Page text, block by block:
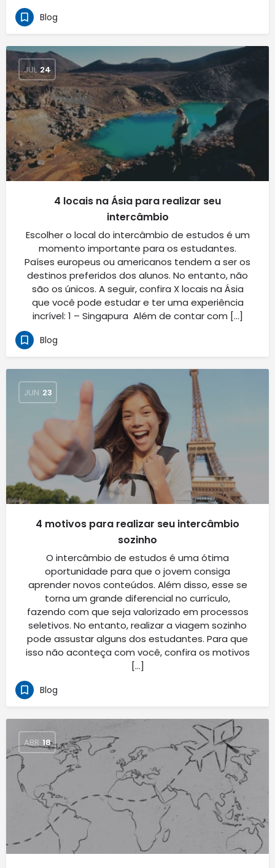
Blog
JUL 24
4 locais na Ásia para realizar seu
intercâmbio
Escolher o local do intercâmbio de estudos é um
momento importante para os estudantes.
Países europeus ou americanos tendem a ser os
destinos preferidos dos alunos. No entanto, não
são os únicos. A seguir, confira X locais na Ásia
que você pode estudar e ter uma experiência
incrível: 1 – Singapura Além de contar com […]
Blog
JUN 23
4 motivos para realizar seu intercâmbio
sozinho
O intercâmbio de estudos é uma ótima
oportunidade para que o jovem consiga
aprender novos conteúdos. Além disso, esse se
torna um grande diferencial no currículo,
fazendo com que seja valorizado em processos
seletivos. No entanto, realizar a viagem sozinho
pode assustar alguns dos estudantes. Para que
isso não aconteça com você, confira os motivos
[…]
Blog
ABR 18